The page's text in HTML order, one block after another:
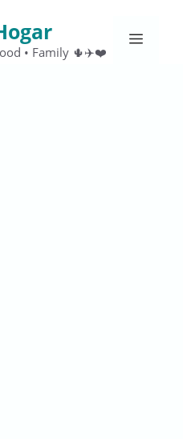
• Family 🌵✈️❤️
Menú